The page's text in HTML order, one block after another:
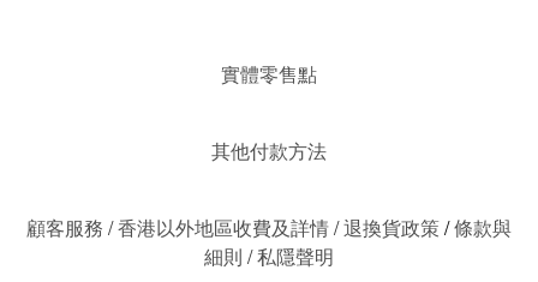
實體零售點
其他付款方法
顧客服務 /香港以外地區收費及詳情/退換貨政策/條款與
細則 /私隱聲明